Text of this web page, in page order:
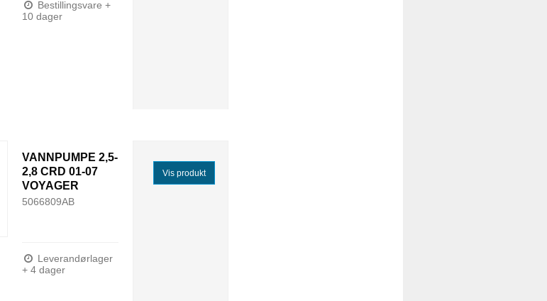
Bestillingsvare +
10 dager
VANNPUMPE 2,5-
2,8 CRD 01-07
VOYAGER
5066809AB
Leverandørlager
+ 4 dager
Vis produkt